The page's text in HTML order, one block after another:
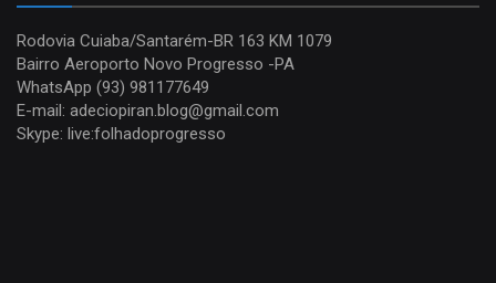
Rodovia Cuiaba/Santarém-BR 163 KM 1079
Bairro Aeroporto Novo Progresso -PA
WhatsApp (93) 981177649
E-mail: adeciopiran.blog@gmail.com
Skype: live:folhadoprogresso